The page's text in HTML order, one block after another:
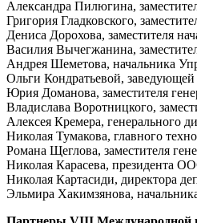
Александра Пилюгина,
Григория Гладковского,
Дениса Дорохова, заместителя
Василия Вычегжанина,
Андрея Шеметова, начальника
Ольги Кондратьевой,
Юрия Доманова, заместителя
Владислава Воротницкого,
Алексея Кремера,
Николая Тумакова, главного
Романа Щеглова, заместителя
Николая Карасева,
Николая Картасиди, директора
Эльмира Хакимзянова,